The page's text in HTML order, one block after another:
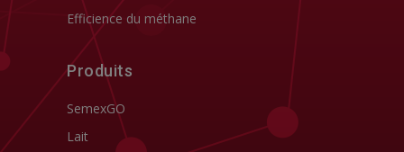
Efficience du méthane
Produits
SemexGO
Lait